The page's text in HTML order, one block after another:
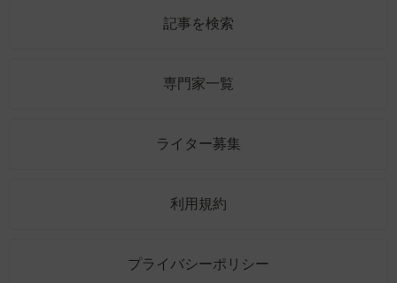
記事を検索
専門家一覧
ライター募集
利用規約
プライバシーポリシー